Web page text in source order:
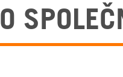
O